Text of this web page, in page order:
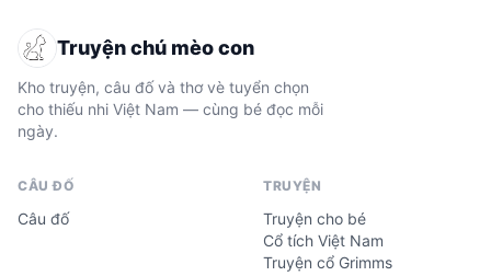
Truyện chú mèo con
Kho truyện, câu đố và thơ vè tuyển chọn
cho thiếu nhi Việt Nam — cùng bé đọc mỗi
ngày.
CÂU ĐỐ
Câu đố
TRUYỆN
Truyện cho bé
Cổ tích Việt Nam
Truyện cổ Grimms